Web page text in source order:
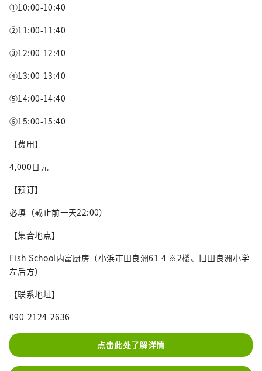
①10:00-10:40
②11:00-11:40
③12:00-12:40
④13:00-13:40
⑤14:00-14:40
⑥15:00-15:40
【费用】
4,000日元
【预订】
必填（截止前一天22:00）
【集合地点】
Fish School内富厨房（小浜市田良洲61-4 ※2楼、旧田良洲小学
左后方）
【联系地址】
090-2124-2636
点击此处了解详情